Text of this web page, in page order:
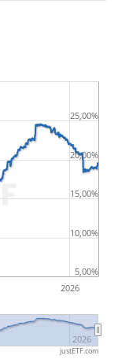
2026
2026
5,00%
10,00%
15,00%
20,00%
25,00%
justETF.com